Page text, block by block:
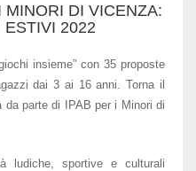
MINORI DI VICENZA:
ESTIVI 2022
insieme” con 35 proposte
dai 3 ai 16 anni. Torna il
parte di IPAB per i Minori di
ludiche, sportive e culturali